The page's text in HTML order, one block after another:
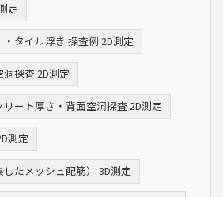
定
タイル浮き 探査例 2D測定
探査 2D測定
リート厚さ・背面空洞探査 2D測定
測定
たメッシュ配筋） 3D測定